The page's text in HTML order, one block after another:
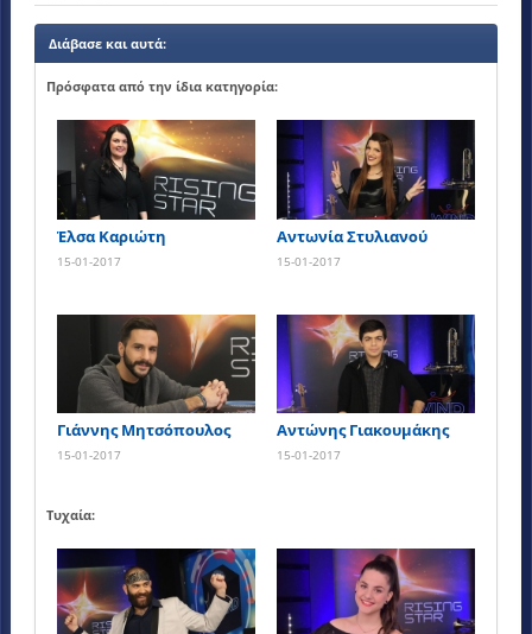
Διάβασε και αυτά:
Πρόσφατα από την ίδια κατηγορία:
Έλσα Καριώτη
15-01-2017
Αντωνία Στυλιανού
15-01-2017
Γιάννης Μητσόπουλος
15-01-2017
Αντώνης Γιακουμάκης
15-01-2017
Τυχαία: